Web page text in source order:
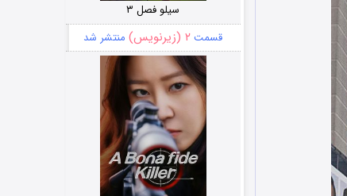
سیلو فصل ۳
قسمت ۲ (زیرنویس) منتشر شد